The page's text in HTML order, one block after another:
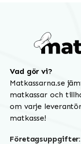
Vad gör vi?
Matkassarna.se
matkassar och
om varje
matkasse!
Företagsuppgifter: